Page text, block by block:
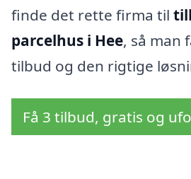
finde det rette firma til
parcelhus i Hee, så man
tilbud og den rigtige
Få 3 tilbud, gratis og